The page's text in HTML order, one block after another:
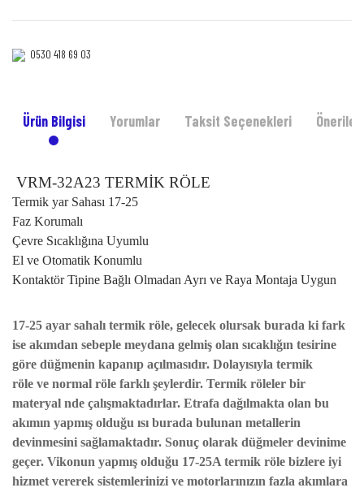
0530 418 69 03‎‎
Ürün Bilgisi Yorumlar Taksit Seçenekleri
VRM-32A23 TERMİK RÖLE
Termik yar Sahası 17-25
Faz Korumalı
Çevre Sıcaklığına Uyumlu
El ve Otomatik Konumlu
Kontaktör Tipine Bağlı Olmadan Ayrı ve Raya Montaja Uygun
17-25 ayar sahalı termik röle, gelecek olursak burada ki fark
ise akımdan sebeple meydana gelmiş olan sıcaklığın tesirine
göre düğmenin kapanıp açılmasıdır. Dolayısıyla termik
röle ve normal röle farklı şeylerdir. Termik röleler bir
materyal nde çalışmaktadırlar. Etrafa dağılmakta olan bu
akımın yapmış olduğu ısı burada bulunan metallerin
devinmesini sağlamaktadır. Sonuç olarak düğmeler devinime
geçer. Vikonun yapmış olduğu 17-25A termik röle bizlere iyi
hizmet vererek sistemlerinizi ve motorlarınızın fazla akımlara